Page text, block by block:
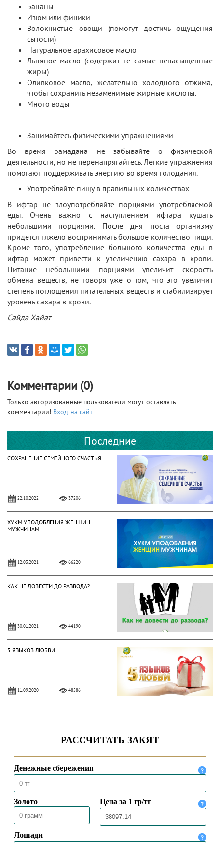
Бананы
Изюм или финики
Волокнистые овощи (помогут достичь ощущения
сытости)
Натуральное арахисовое масло
Льняное масло (содержит те самые ненасыщенные
жиры)
Оливковое масло, желательно холодного отжима,
чтобы сохранить незаменимые жирные кислоты.
Много воды
Занимайтесь физическими упражнениями
Во время рамадана не забывайте о физической
деятельности, но не перенапрягайтесь. Легкие упражнения
помогают поддерживать энергию во время голодания.
Употребляйте пищу в правильных количествах
В ифтар не злоупотребляйте порциями употребляемой
еды. Очень важно с наступлением ифтара кушать
небольшими порциями. После дня поста организму
придется тяжело воспринимать большое количество пищи.
Кроме того, употребление большого количества еды в
ифтар может привести к увеличению сахара в крови.
Питание небольшими порциями увеличит скорость
обмена веществ, не говоря уже о том, что это увеличит
степень поглощения питательных веществ и стабилизирует
уровень сахара в крови.
Cайда Хайат
Комментарии (0)
Только авторизованные пользователи могут оставлять
комментарии! Вход на сайт
Последние
СОХРАНЕНИЕ СЕМЕЙНОГО СЧАСТЬЯ
22.10.2022 37206
ХУКМ УПОДОБЛЕНИЯ ЖЕНЩИН
МУЖЧИНАМ
12.03.2021 66220
КАК НЕ ДОВЕСТИ ДО РАЗВОДА?
30.01.2021 44190
5 ЯЗЫКОВ ЛЮБВИ
11.09.2020 48586
09.04.2020 19712
Токал – это прихоть или
ответственность?
30.03.2020